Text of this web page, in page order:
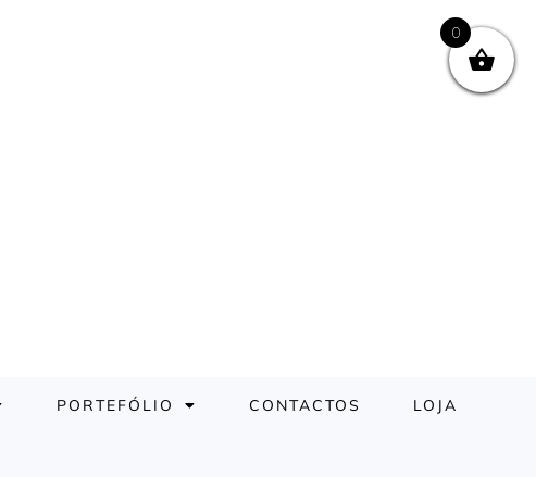
PORTEFÓLIO CONTACTOS LOJA
0